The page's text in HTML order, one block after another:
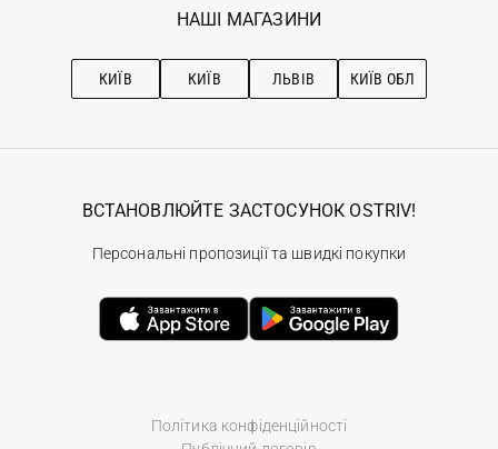
Ostriv Club+
Наші магазини
Рекомендації з догляду
НАШІ МАГАЗИНИ
КИЇВ КИЇВ ЛЬВІВ КИЇВ ОБЛ
Політика конфіденційності
ВСТАНОВЛЮЙТЕ ЗАСТОСУНОК OSTRIV!
Персональні пропозиції та швидкі покупки